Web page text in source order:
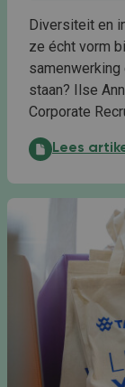
Diversiteit en
ze écht vorm
samenwerking
staan? Ilse
Corporate
TAUW geeft
Lees